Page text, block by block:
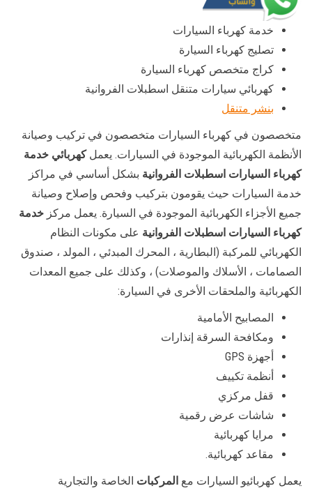
خدمة كهرباء السيارات
تصليج كهرباء السيارة
كراج متخصص كهرباء السيارة
كهربائي سيارات متنقل اسطبلات الفروانية
بنشر متنقل
متخصصون في كهرباء السيارات متخصصون في تركيب وصيانة
الأنظمة الكهربائية الموجودة في السيارات. يعملكهربائي خدمة
كهرباء السيارات اسطبلات الفروانية بشكل أساسي في مراكز
خدمة السيارات حيث يقومون بتركيب وفحص وإصلاح وصيانة
جميع الأجزاء الكهربائية الموجودة في السيارة. يعمل مركز خدمة
كهرباء السيارات اسطبلات الفروانية على مكونات النظام
الكهربائي للمركبة (البطارية ، المحرك المبدئي ، المولد ، صندوق
الصمامات ، الأسلاك والموصلات) ، وكذلك على جميع المعدات
الكهربائية والملحقات الأخرى في السيارة:
المصابيح الأمامية
ومكافحة السرقة إنذارات
أجهزة GPS
أنظمة تكييف
قفل مركزي
شاشات عرض رقمية
مرايا كهربائية
مقاعد كهربائية.
يعمل كهربائيو السيارات مع المركبات الخاصة والتجارية